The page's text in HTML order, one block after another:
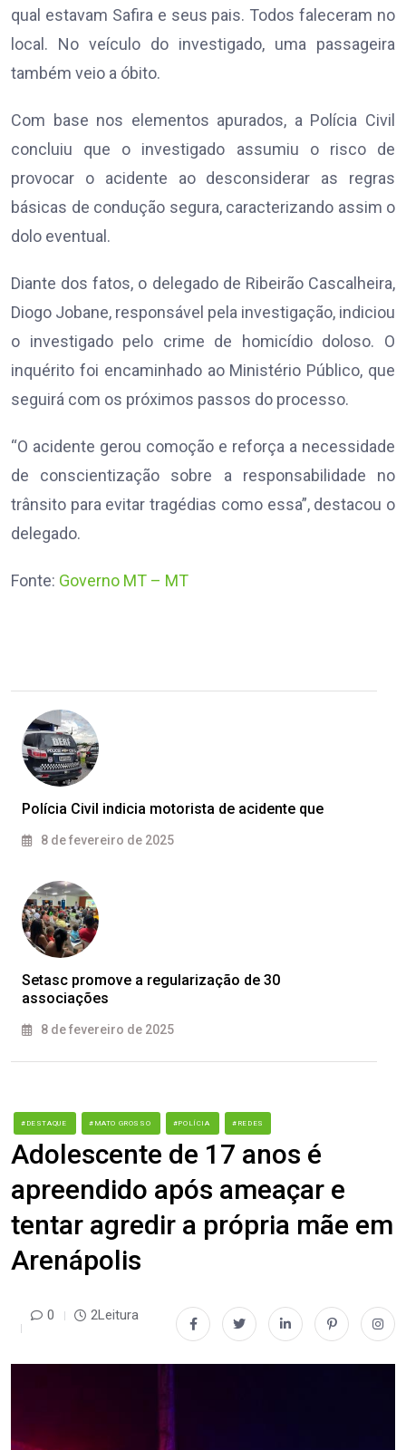
qual estavam Safira e seus pais. Todos faleceram no
local. No veículo do investigado, uma passageira
também veio a óbito.
Com base nos elementos apurados, a Polícia Civil
concluiu que o investigado assumiu o risco de
provocar o acidente ao desconsiderar as regras
básicas de condução segura, caracterizando assim o
dolo eventual.
Diante dos fatos, o delegado de Ribeirão Cascalheira,
Diogo Jobane, responsável pela investigação, indiciou
o investigado pelo crime de homicídio doloso. O
inquérito foi encaminhado ao Ministério Público, que
seguirá com os próximos passos do processo.
“O acidente gerou comoção e reforça a necessidade
de conscientização sobre a responsabilidade no
trânsito para evitar tragédias como essa”, destacou o
delegado.
Fonte: Governo MT – MT
Polícia Civil indicia motorista de acidente que
8 de fevereiro de 2025
Setasc promove a regularização de 30
associações
8 de fevereiro de 2025
#DESTAQUE #MATO GROSSO #POLÍCIA #REDES
Adolescente de 17 anos é
apreendido após ameaçar e
tentar agredir a própria mãe em
Arenápolis
0 2Leitura